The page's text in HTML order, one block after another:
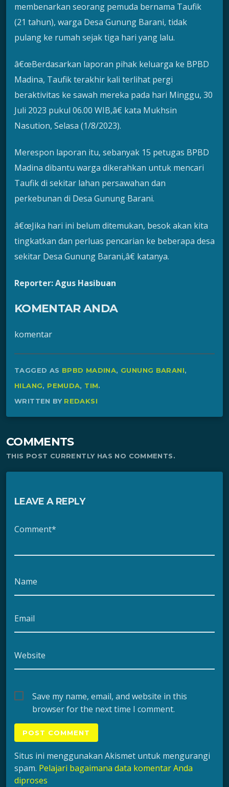
membenarkan seorang pemuda bernama Taufik
(21 tahun), warga Desa Gunung Barani, tidak
pulang ke rumah sejak tiga hari yang lalu.
â€œBerdasarkan laporan pihak keluarga ke BPBD
Madina, Taufik terakhir kali terlihat pergi
beraktivitas ke sawah mereka pada hari Minggu, 30
Juli 2023 pukul 06.00 WIB,â€ kata Mukhsin
Nasution, Selasa (1/8/2023).
Merespon laporan itu, sebanyak 15 petugas BPBD
Madina dibantu warga dikerahkan untuk mencari
Taufik di sekitar lahan persawahan dan
perkebunan di Desa Gunung Barani.
â€œJika hari ini belum ditemukan, besok akan kita
tingkatkan dan perluas pencarian ke beberapa desa
sekitar Desa Gunung Barani,â€ katanya.
Reporter: Agus Hasibuan
KOMENTAR ANDA
komentar
TAGGED AS BPBD MADINA, GUNUNG BARANI,
HILANG, PEMUDA, TIM.
WRITTEN BY REDAKSI
COMMENTS
THIS POST CURRENTLY HAS NO COMMENTS.
LEAVE A REPLY
Comment*
Name
Email
Website
Save my name, email, and website in this
browser for the next time I comment.
Situs ini menggunakan Akismet untuk mengurangi
spam. Pelajari bagaimana data komentar Anda
diproses